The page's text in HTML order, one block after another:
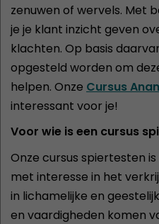
zenuwen of wervels. Met
je je klant inzicht geven
klachten. Op basis
opgesteld worden om
helpen. Onze Cursus
interessant voor je!
Voor wie is een cursus
Onze cursus spiertesten
met interesse in het
in lichamelijke en
en vaardigheden komen